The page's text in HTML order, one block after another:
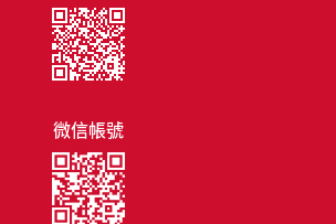
微信帳號